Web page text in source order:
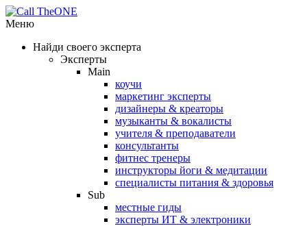
Меню
Найди своего эксперта
Эксперты
Main
коучи
маркетинг эксперты
дизайнеры & креаторы
музыканты & вокалисты
учителя & преподаватели
консультанты
фитнес тренеры
инструкторы йоги & медитации
специалисты питания & здоровья
Sub
местные гиды
эксперты ИТ & электроники